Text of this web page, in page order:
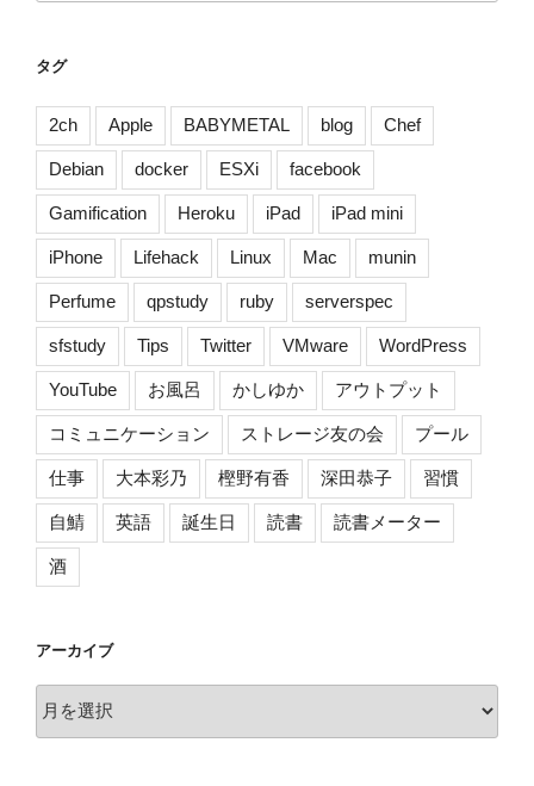
タグ
2ch Apple BABYMETAL blog Chef
Debian docker ESXi facebook
Gamification Heroku iPad iPad mini
iPhone Lifehack Linux Mac munin
Perfume qpstudy ruby serverspec
sfstudy Tips Twitter VMware WordPress
YouTube お風呂 かしゆか アウトプット
コミュニケーション ストレージ友の会 プール
仕事 大本彩乃 樫野有香 深田恭子 習慣
自鯖 英語 誕生日 読書 読書メーター
酒
アーカイブ
ー